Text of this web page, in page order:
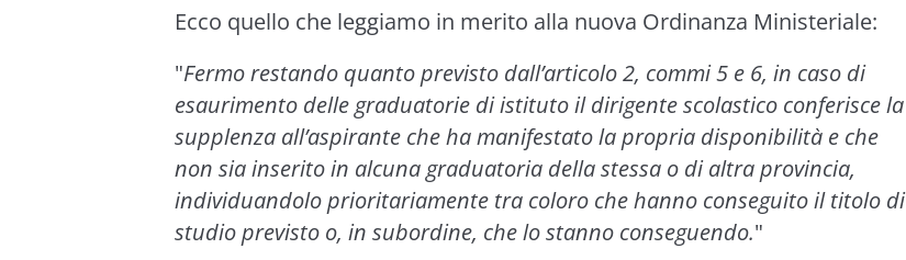
Ecco quello che leggiamo in merito alla nuova Ordinanza Ministeriale:
"Fermo restando quanto previsto dall’articolo 2, commi 5 e 6, in caso di
esaurimento delle graduatorie di istituto il dirigente scolastico conferisce la
supplenza all’aspirante che ha manifestato la propria disponibilità e che
non sia inserito in alcuna graduatoria della stessa o di altra provincia,
individuandolo prioritariamente tra coloro che hanno conseguito il titolo di
studio previsto o, in subordine, che lo stanno conseguendo."